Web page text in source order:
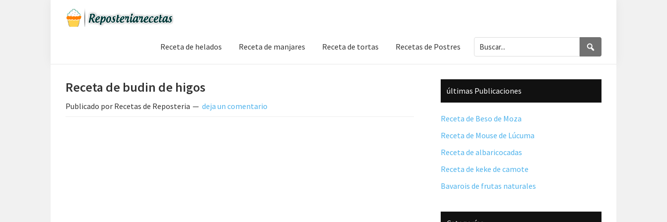
Receta de helados Receta de manjares Receta de tortas Recetas de Postres Buscar...
Receta de budin de higos
Publicado por Recetas de Reposteria deja un comentario
Barra
lateral
principal
últimas Publicaciones
Receta de Beso de Moza
Receta de Mouse de Lúcuma
Receta de albaricocadas
Receta de keke de camote
Bavarois de frutas naturales